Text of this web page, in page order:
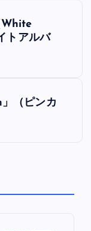
White
トアルバ
（ピンカ